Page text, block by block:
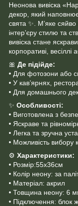
Неонова вивіска
декор, який
свята ✨. М’яке
інтер’єру стилю та
вивіска стане
корпоративі, весіллі
🎀 Де підійде:
• Для фотозони або
• У кав’ярнях,
• Для домашнього
✨ Особливості:
• Виготовлена з
• Яскраве та
• Легка та зручна
• Можливість вибору
⚙️ Характеристики:
• Розмір:55х36cм
• Колір неону: за
• Матеріал: акрил
• Товщина неону: 6
• Підключення: блок